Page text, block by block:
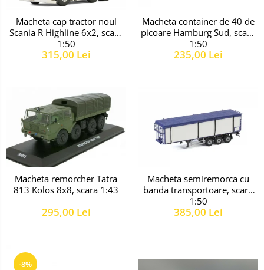
Macheta cap tractor noul
Scania R Highline 6x2, scara
1:50
315,00 Lei
Macheta container de 40 de
picoare Hamburg Sud, scara
1:50
235,00 Lei
Macheta remorcher Tatra
813 Kolos 8x8, scara 1:43
295,00 Lei
Macheta semiremorca cu
banda transportoare, scara
1:50
385,00 Lei
-8%